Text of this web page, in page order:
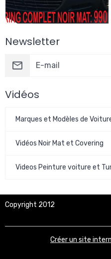
Newsletter
Vidéos
Marques et Modèles de
Vidéos Noir Mat et Covering
Videos Peinture voiture et
Copyright 2012
Créer un site